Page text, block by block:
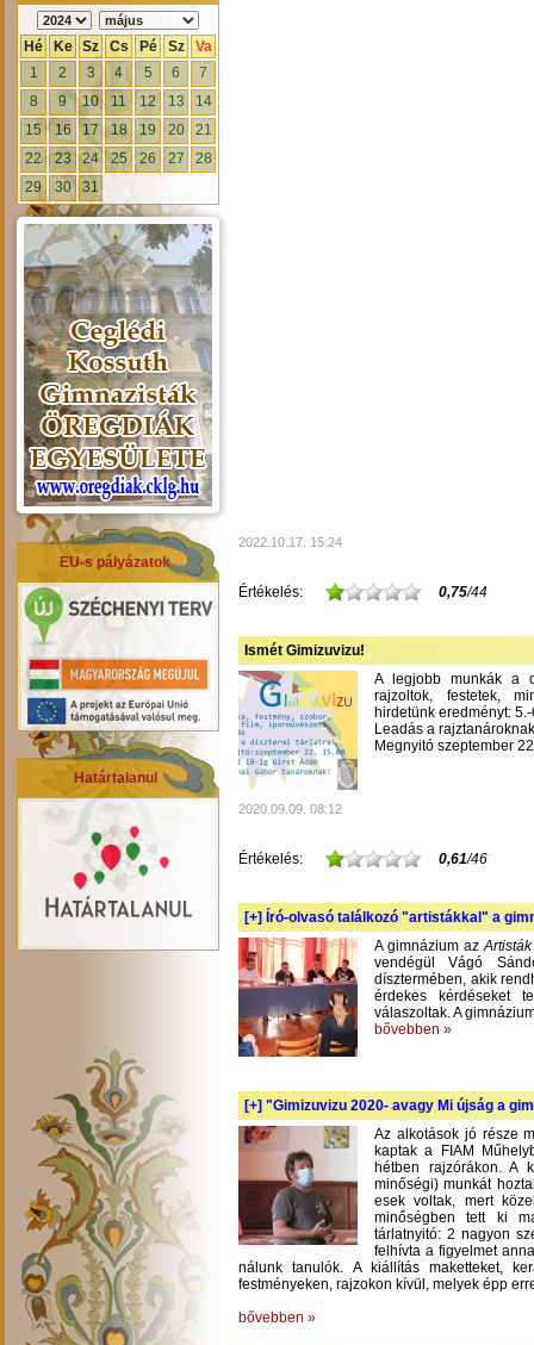
Hé Ke Sz Cs Pé Sz
Va
1
2 3 4 5 6
7
8
9 10 11 12 13
14
15
16 17 18 19 20
21
22
23 24 25 26 27
28
29
30 31
EU-s pályázatok
Határtalanul
2022.10.17. 15:24
Értékelés: 0,75/44
Ismét Gimizuvizu!
A legjobb munkák a
rajzoltok, festetek,
hirdetünk eredményt:
Leadás a
Megnyitó szeptember
2020.09.09. 08:12
Értékelés: 0,61/46
[+] Író-olvasó találkozó "artistákkal" a
A gimnázium az
vendégül Vágó
dísztermében, akik
érdekes kérdéseket
válaszoltak. A
bővebben »
[+] "Gimizuvizu 2020- avagy Mi újság a
Az alkotások jó része
kaptak a FIAM
hétben rajzórákon. A
minőségi) munkát
esek voltak, mert
minőségben tett ki
tárlatnyitó: 2 nagyon
felhívta a figyelmet
nálunk tanulók. A kiállítás maketteket,
festményeken, rajzokon kívül, melyek épp
bővebben »